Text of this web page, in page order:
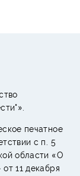
печатное
с п. 5
области «О
11 декабря